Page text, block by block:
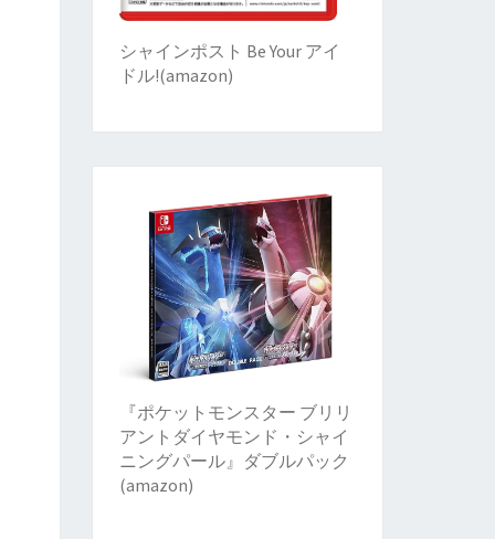
シャインポスト Be Your アイ
ドル!(amazon)
『ポケットモンスター ブリリ
アントダイヤモンド・シャイ
ニングパール』ダブルパック
(amazon)